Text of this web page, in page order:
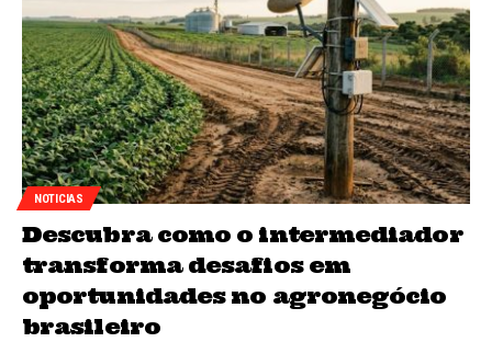
NOTICIAS
Descubra como o intermediador
transforma desafios em
oportunidades no agronegócio
brasileiro